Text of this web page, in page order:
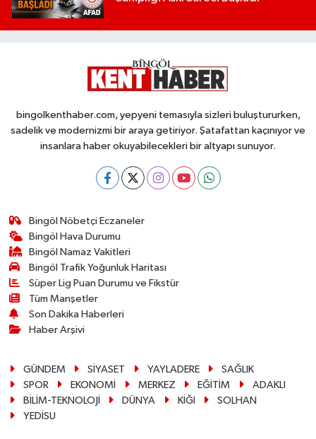
bingolkenthaber.com, yepyeni temasıyla sizleri buluştururken,
sadelik ve modernizmi bir araya getiriyor. Şatafattan kaçınıyor ve
insanlara haber okuyabilecekleri bir altyapı sunuyor.
Bingöl Nöbetçi Eczaneler
Bingöl Hava Durumu
Bingöl Namaz Vakitleri
Bingöl Trafik Yoğunluk Haritası
Süper Lig Puan Durumu ve Fikstür
Tüm Manşetler
Son Dakika Haberleri
Haber Arşivi
GÜNDEM SİYASET YAYLADERE
SAĞLIK
SPOR
EKONOMİ MERKEZ EĞİTİM
ADAKLI
BİLİM-TEKNOLOJİ
DÜNYA KİĞI
SOLHAN
YEDİSU